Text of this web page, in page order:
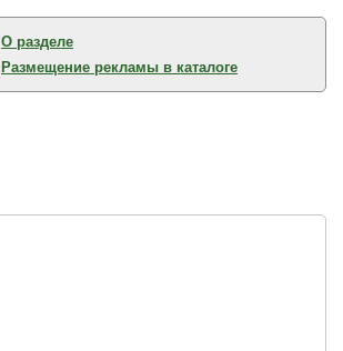
О разделе
Размещение рекламы в каталоге